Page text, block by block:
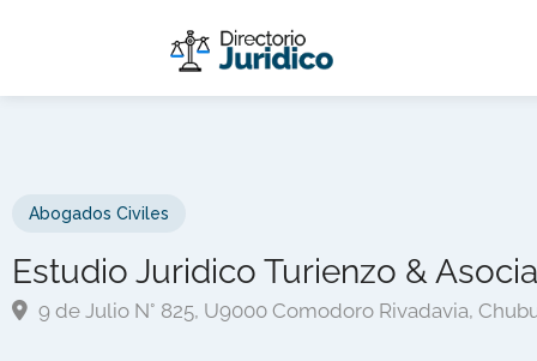
Abogados Civiles
Estudio Juridico Turienzo &
9 de Julio N° 825, U9000 Comodoro Rivadavia,